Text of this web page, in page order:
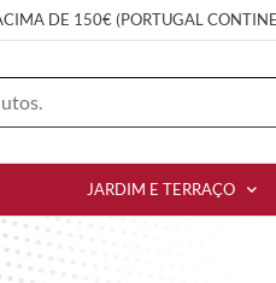
DE 150€ (PORTUGAL
JARDIM E TERRAÇO